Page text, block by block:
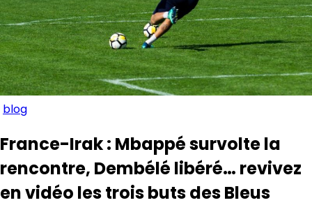
blog
France-Irak : Mbappé survolte la
rencontre, Dembélé libéré… revivez
en vidéo les trois buts des Bleus